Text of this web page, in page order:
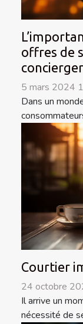
offres de
5 mars 2024
Dans un
Courtier
24 octobre
Il arrive un
nécessité de